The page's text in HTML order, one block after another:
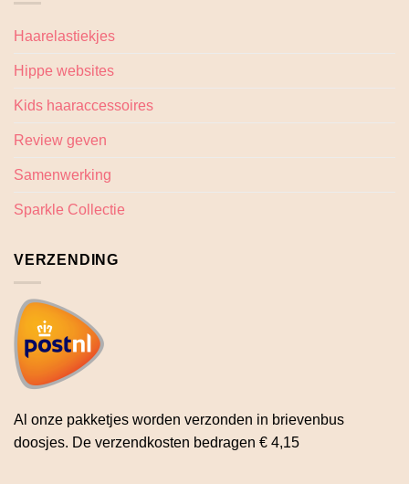
Haarelastiekjes
Hippe websites
Kids haaraccessoires
Review geven
Samenwerking
Sparkle Collectie
VERZENDING
Al onze pakketjes worden verzonden in brievenbus
doosjes. De verzendkosten bedragen € 4,15